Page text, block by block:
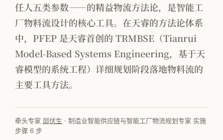
按行业看 · 家居家纺
按行业看 · 快销品
按行业看 · MMOG
按行业看 · 工程机械
任人五类参数——的精益物流方法论，是智能工
厂物料流设计的核心工具。在天睿的方法论体系
中，PFEP 是天睿首创的 TRMBSE（Tianrui
Model-Based Systems Engineering，基于天
睿模型的系统工程）详细规划阶段落地物料流的
主要工具方法。
牵头专家 邱伏生 · 制造业智能供应链与智能工厂物流规划专家 实施
步骤 6 步